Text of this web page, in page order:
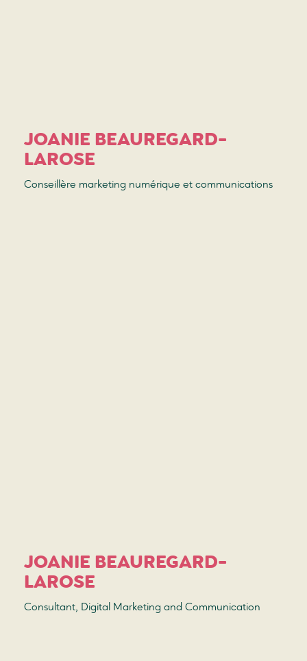
JOANIE BEAUREGARD-
LAROSE
Conseillère marketing numérique et communications
JOANIE BEAUREGARD-
LAROSE
Consultant, Digital Marketing and Communication